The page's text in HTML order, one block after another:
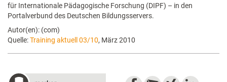
für Internationale Pädagogische Forschung (DIPF) – in den
Portalverbund des Deutschen Bildungsservers.
Autor(en): (com)
Quelle:Training aktuell 03/10, März 2010